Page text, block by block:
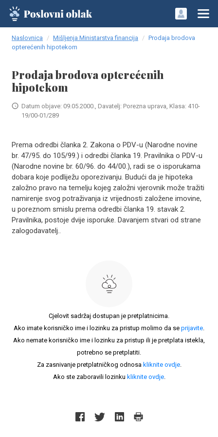
Naslovnica Mišljenja Ministarstva financija
Prodaja brodova
opterećenih hipotekom
Prodaja brodova opterećenih
hipotekom
Datum objave: 09.05.2000., Davatelj: Porezna uprava, Klasa: 410-
19/00-01/289
Prema odredbi članka 2. Zakona o PDV-u (Narodne novine
br. 47/95. do 105/99.) i odredbi članka 19. Pravilnika o PDV-u
(Narodne novine br. 60/96. do 44/00.), radi se o isporukama
dobara koje podliježu oporezivanju. Budući da je hipoteka
založno pravo na temelju kojeg založni vjerovnik može tražiti
namirenje svog potraživanja iz vrijednosti založene imovine,
u poreznom smislu prema odredbi članka 19. stavak 2.
Pravilnika, postoje dvije isporuke. Davanjem stvari od strane
zalogodavatelj..
Cjelovit sadržaj dostupan je pretplatnicima.
Ako imate korisničko ime i lozinku za pristup molimo da se prijavite.
Ako nemate korisničko ime i lozinku za pristup ili je pretplata istekla,
potrebno se pretplatiti.
Za zasnivanje pretplatničkog odnosa kliknite ovdje.
Ako ste zaboravili lozinku kliknite ovdje.